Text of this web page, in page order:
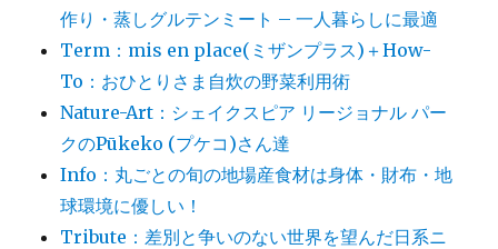
作り・蒸しグルテンミート – 一人暮らしに最適
Term：mis en place(ミザンプラス)＋How-
To：おひとりさま自炊の野菜利用術
Nature-Art：シェイクスピア リージョナル パー
クのPūkeko (プケコ)さん達
Info：丸ごとの旬の地場産食材は身体・財布・地
球環境に優しい！
Tribute：差別と争いのない世界を望んだ日系ニ